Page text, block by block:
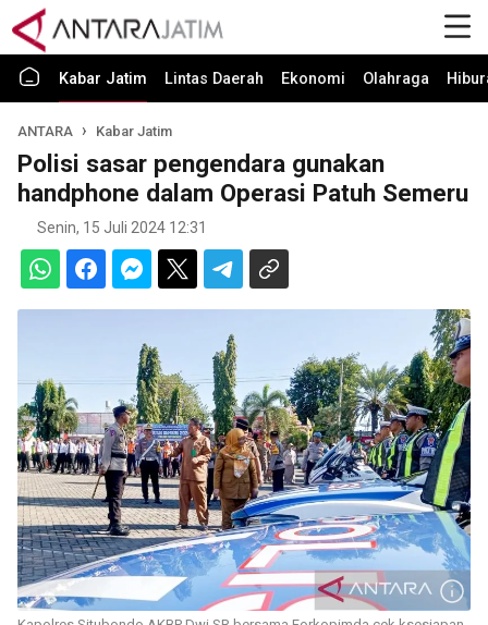
Kabar Jatim Lintas Daerah Ekonomi Olahraga
ANTARA Kabar Jatim
Polisi sasar pengendara gunakan
handphone dalam Operasi Patuh Semeru
Senin, 15 Juli 2024 12:31